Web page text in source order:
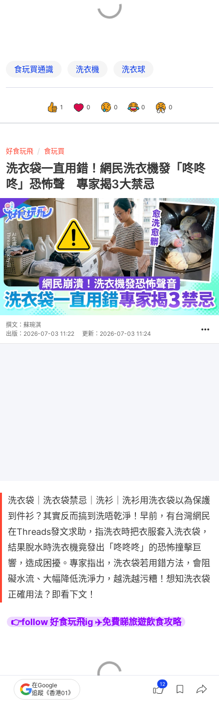
食玩買通識 洗衣機 洗衣球
1 0 0 0 0
好食玩飛 食玩買
洗衣袋一直用錯！網民洗衣機發「咚咚
咚」恐怖聲 專家揭3大禁忌
撰文： 蘇琬淇
出版： 2026-07-03 11:22 更新： 2026-07-03 11:24
洗衣袋｜洗衣袋禁忌｜洗衫｜洗衫用洗衣袋以為保護
到件衫？其實反而搞到洗唔乾淨！早前，有台灣網民
在Threads發文求助，指洗衣時把衣服套入洗衣袋，
結果脫水時洗衣機竟發出「咚咚咚」的恐怖撞擊巨
響，造成困擾。專家指出，洗衣袋若用錯方法，會阻
礙水流、大幅降低洗淨力，越洗越污糟！想知洗衣袋
正確用法？即看下文！
👉follow 好食玩飛ig ✈️免費睇旅遊飲食攻略
在Google
追蹤《香港01》
12